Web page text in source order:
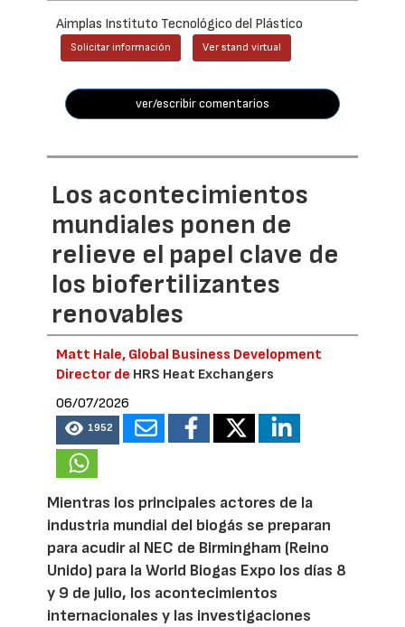
Aimplas Instituto Tecnológico del Plástico
Solicitar información Ver stand virtual
ver/escribir comentarios
Los acontecimientos
mundiales ponen de
relieve el papel clave de
los biofertilizantes
renovables
Matt Hale, Global Business Development
Director de HRS Heat Exchangers
06/07/2026
1952
Mientras los principales actores de la
industria mundial del biogás se preparan
para acudir al NEC de Birmingham (Reino
Unido) para la World Biogas Expo los días 8
y 9 de julio, los acontecimientos
internacionales y las investigaciones